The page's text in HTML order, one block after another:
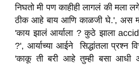
निघतो मी पण काहीही लागलं की मला
ठीक आहे बाय आणि काळजी घे.', अस
'काय झालं आर्याला ? कुठे झाला
?', आर्याच्या आईने सिद्धांतला प्रश्न
'काकू ती बरी आहे तुम्ही बसा आधी